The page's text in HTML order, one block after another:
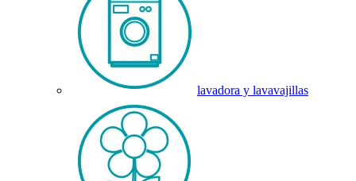
lavadora y lavavajillas